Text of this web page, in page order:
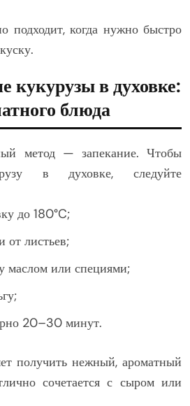
подходит, когда нужно быстро
кукурузы в духовке:
блюда
метод — запекание. Чтобы
в духовке, следуйте
до 180°C;
от листьев;
маслом или специями;
20–30 минут.
получить нежный, ароматный
сочетается с сыром или